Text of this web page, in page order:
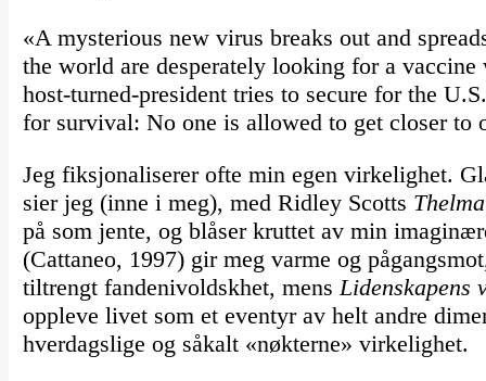
«A mysterious new virus breaks out and
the world are desperately looking for a
host-turned-president tries to secure for the
for survival: No one is allowed to get closer to
Jeg fiksjonaliserer ofte min egen virkelighet.
sier jeg (inne i meg), med Ridley Scotts
på som jente, og blåser kruttet av min
(Cattaneo, 1997) gir meg varme og
tiltrengt fandenivoldskhet, mens Lidenskapens
oppleve livet som et eventyr av helt andre
hverdagslige og såkalt «nøkterne» virkelighet.